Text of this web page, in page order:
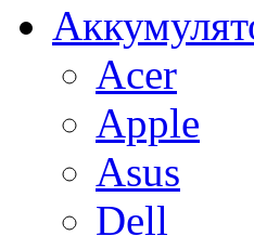
Acer
Apple
Asus
Dell